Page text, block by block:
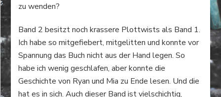
zu wenden?
Band 2 besitzt noch krassere Plottwists als Band 1.
Ich habe so mitgefiebert, mitgelitten und konnte vor
Spannung das Buch nicht aus der Hand legen. So
habe ich wenig geschlafen, aber konnte die
Geschichte von Ryan und Mia zu Ende lesen. Und die
hat es in sich. Auch dieser Band ist vielschichtig,